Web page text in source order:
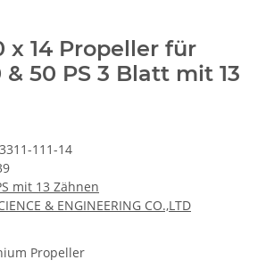
x 14 Propeller für
50 PS 3 Blatt mit 13
111-14
mit 13 Zähnen
& ENGINEERING CO.,LTD
Propeller